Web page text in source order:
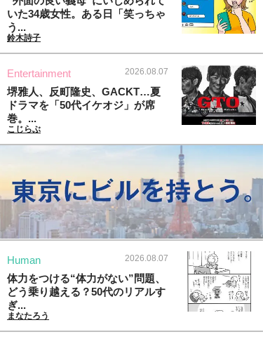
いた34歳女性。ある日「笑っちゃ
う...
鈴木詩子
Entertainment 2026.08.07
堺雅人、反町隆史、GACKT…夏
ドラマを「50代イケオジ」が席
巻。...
こじらぶ
Human 2026.08.07
体力をつける“体力がない”問題、
どう乗り越える？50代のリアルす
ぎ...
まなたろう